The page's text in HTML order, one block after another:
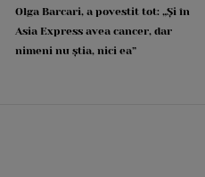
Olga Barcari, a povestit tot: „Și în
Asia Express avea cancer, dar
nimeni nu știa, nici ea”